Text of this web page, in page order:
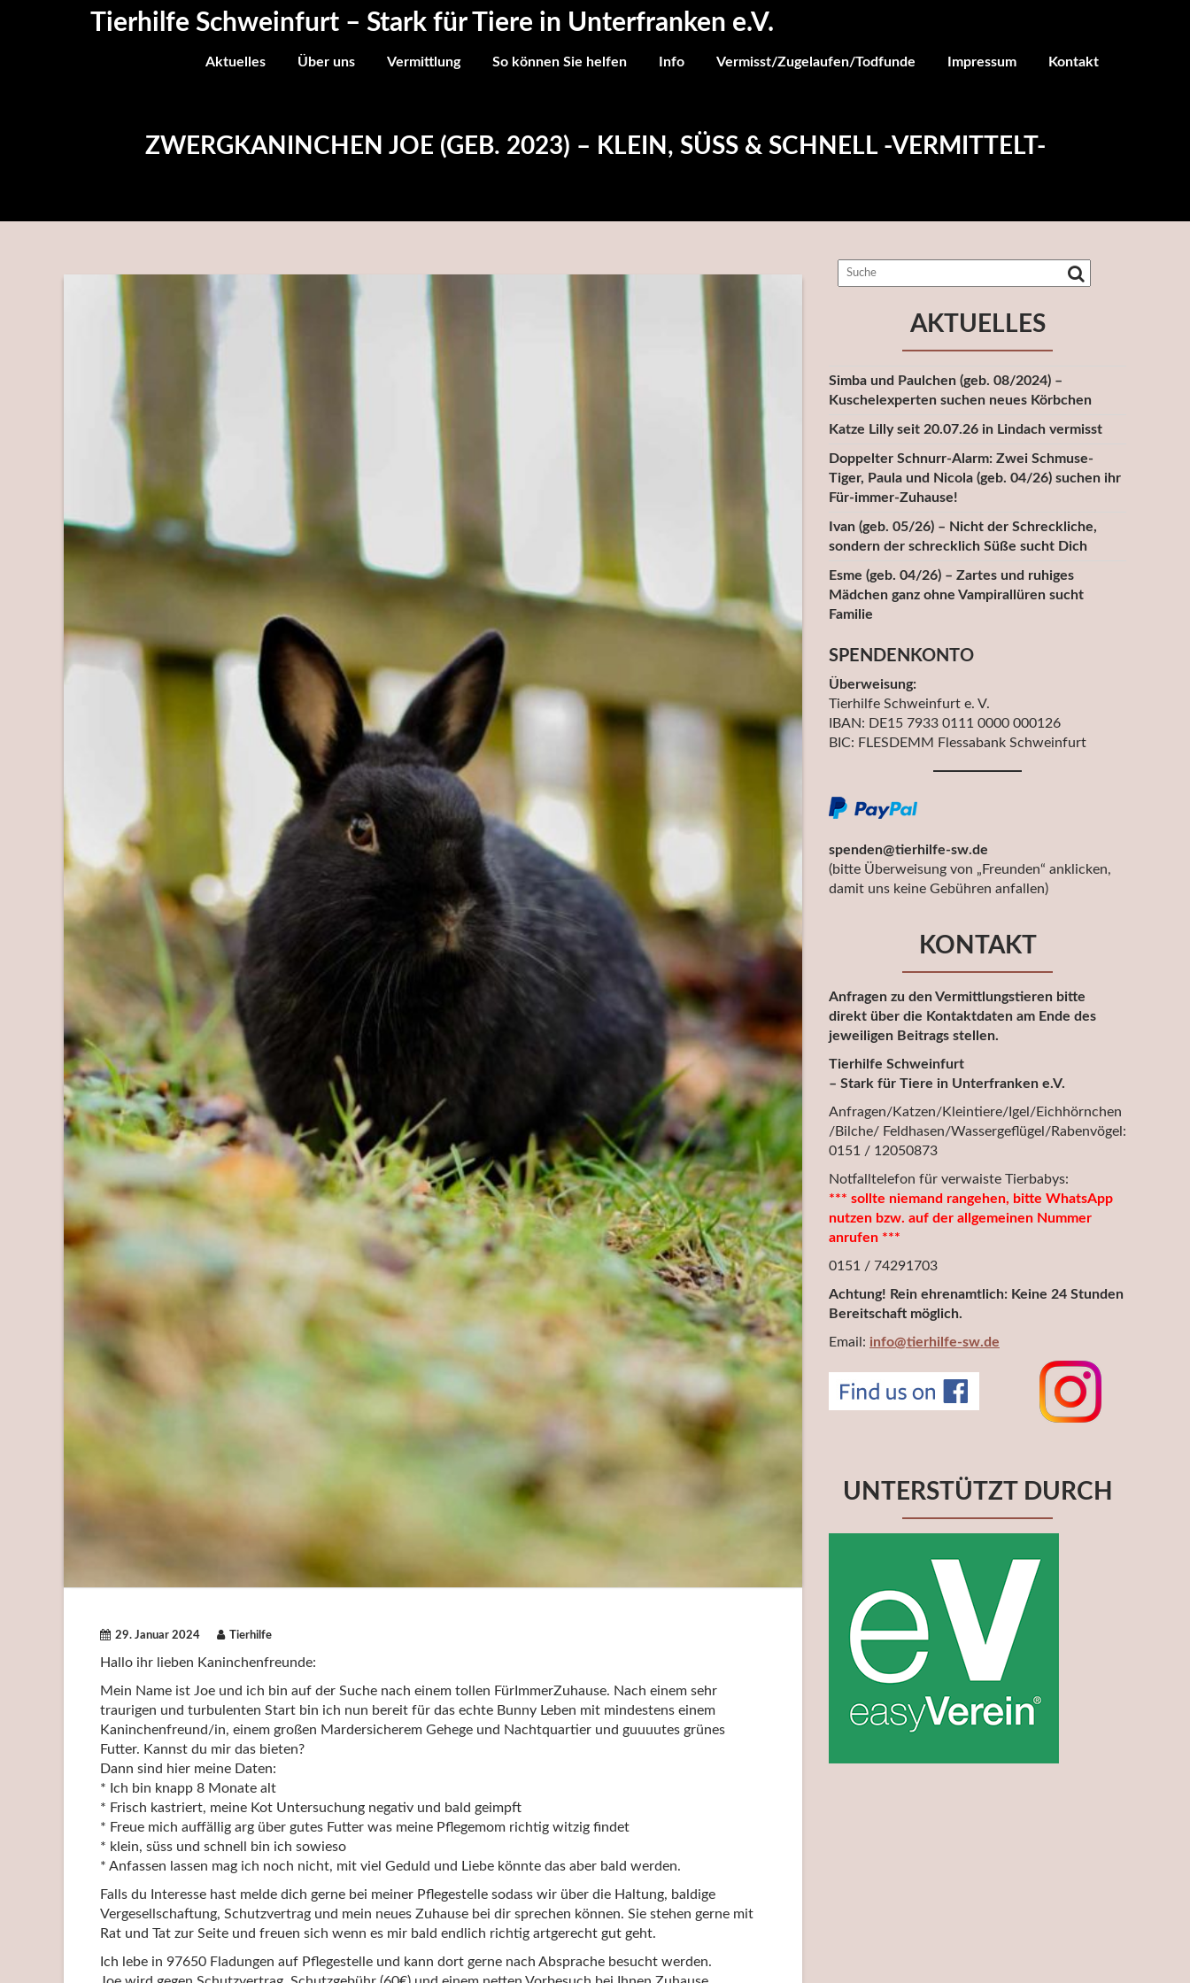
Tierhilfe Schweinfurt – Stark für Tiere in Unterfranken e.V.
Aktuelles Über uns Vermittlung So können Sie helfen Info Vermisst/Zugelaufen/Todfunde Impressum Kontakt
ZWERGKANINCHEN JOE (GEB. 2023) – KLEIN, SÜSS & SCHNELL -VERMITTELT-
29. Januar 2024 Tierhilfe
Hallo ihr lieben Kaninchenfreunde:
Mein Name ist Joe und ich bin auf der Suche nach einem tollen FürImmerZuhause. Nach einem sehr
traurigen und turbulenten Start bin ich nun bereit für das echte Bunny Leben mit mindestens einem
Kaninchenfreund/in, einem großen Mardersicherem Gehege und Nachtquartier und guuuutes grünes
Futter. Kannst du mir das bieten?
Dann sind hier meine Daten:
* Ich bin knapp 8 Monate alt
* Frisch kastriert, meine Kot Untersuchung negativ und bald geimpft
* Freue mich auffällig arg über gutes Futter was meine Pflegemom richtig witzig findet
* klein, süss und schnell bin ich sowieso
* Anfassen lassen mag ich noch nicht, mit viel Geduld und Liebe könnte das aber bald werden.
Falls du Interesse hast melde dich gerne bei meiner Pflegestelle sodass wir über die Haltung, baldige
Vergesellschaftung, Schutzvertrag und mein neues Zuhause bei dir sprechen können. Sie stehen gerne mit
Rat und Tat zur Seite und freuen sich wenn es mir bald endlich richtig artgerecht gut geht.
Ich lebe in 97650 Fladungen auf Pflegestelle und kann dort gerne nach Absprache besucht werden.
AKTUELLES
Simba und Paulchen (geb. 08/2024) –
Kuschelexperten suchen neues Körbchen
Katze Lilly seit 20.07.26 in Lindach vermisst
Doppelter Schnurr-Alarm: Zwei Schmuse-
Tiger, Paula und Nicola (geb. 04/26) suchen ihr
Für-immer-Zuhause!
Ivan (geb. 05/26) – Nicht der Schreckliche,
sondern der schrecklich Süße sucht Dich
Esme (geb. 04/26) – Zartes und ruhiges
Mädchen ganz ohne Vampirallüren sucht
Familie
SPENDENKONTO
Überweisung:
Tierhilfe Schweinfurt e. V.
IBAN: DE15 7933 0111 0000 000126
BIC: FLESDEMM Flessabank Schweinfurt
spenden@tierhilfe-sw.de
(bitte Überweisung von „Freunden“ anklicken,
damit uns keine Gebühren anfallen)
KONTAKT
Anfragen zu den Vermittlungstieren bitte
direkt über die Kontaktdaten am Ende des
jeweiligen Beitrags stellen.
Tierhilfe Schweinfurt
– Stark für Tiere in Unterfranken e.V.
Anfragen/Katzen/Kleintiere/Igel/Eichhörnchen
/Bilche/ Feldhasen/Wassergeflügel/Rabenvögel:
0151 / 12050873
Notfalltelefon für verwaiste Tierbabys:
*** sollte niemand rangehen, bitte WhatsApp
nutzen bzw. auf der allgemeinen Nummer
anrufen ***
0151 / 74291703
Achtung! Rein ehrenamtlich: Keine 24 Stunden
Bereitschaft möglich.
Email: info@tierhilfe-sw.de
UNTERSTÜTZT DURCH